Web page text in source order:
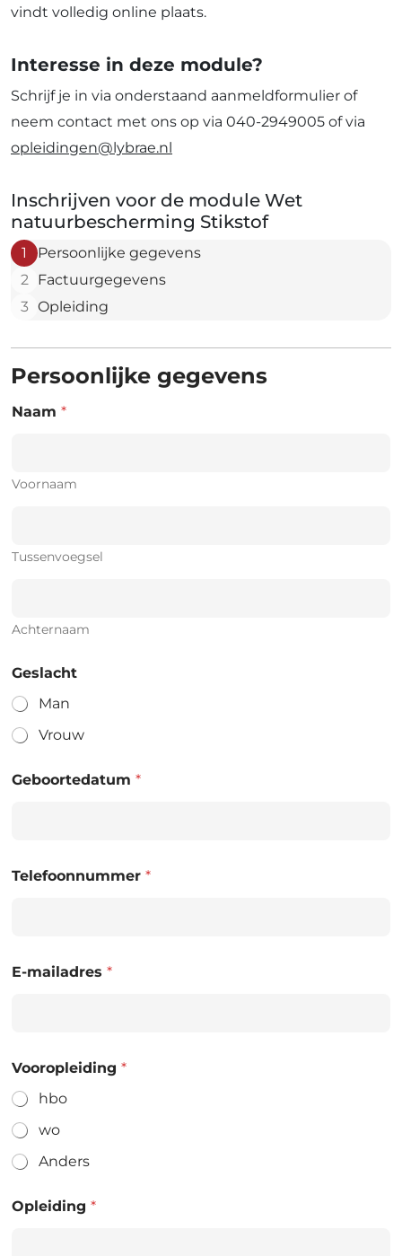
vindt volledig online plaats.
Interesse in deze module?
Schrijf je in via onderstaand aanmeldformulier of
neem contact met ons op via 040-2949005 of via
opleidingen@lybrae.nl
Inschrijven voor de module Wet
natuurbescherming Stikstof
1
Persoonlijke gegevens
2
Factuurgegevens
3 Opleiding
Persoonlijke gegevens
Naam *
Voornaam
Tussenvoegsel
Achternaam
Geslacht
Man
Vrouw
Geboortedatum *
Telefoonnummer *
E-mailadres *
Vooropleiding *
hbo
wo
Anders
Opleiding *